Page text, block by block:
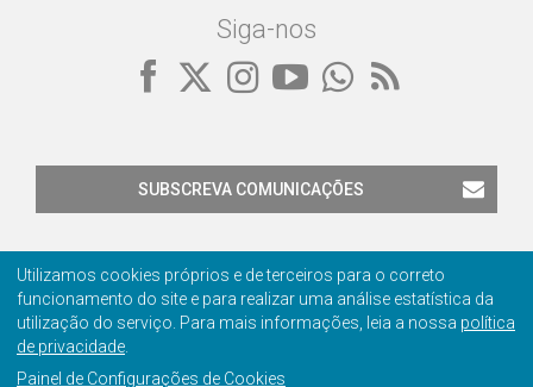
Siga-nos
SUBSCREVA COMUNICAÇÕES
Contactos
© 2001-2026 Câmara Municipal do Seixal
Utilizamos cookies próprios e de terceiros para o correto
funcionamento do site e para realizar uma análise estatística da
utilização do serviço. Para mais informações, leia a nossa política
de privacidade
Painel de Configurações de Cookies